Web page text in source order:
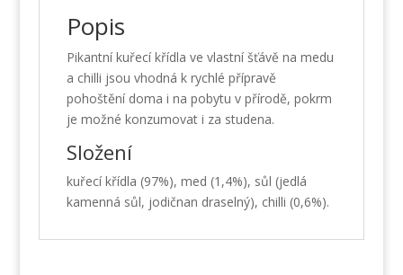
Popis
Pikantní kuřecí křídla ve vlastní šťávě na medu
a chilli jsou vhodná k rychlé přípravě
pohoštění doma i na pobytu v přírodě, pokrm
je možné konzumovat i za studena.
Složení
kuřecí křídla (97%), med (1,4%), sůl (jedlá
kamenná sůl, jodičnan draselný), chilli (0,6%).